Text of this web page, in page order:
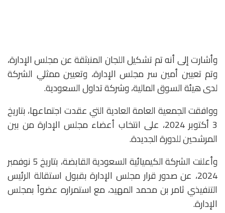
وأشارت إلى أنه تم تشكيل اللجان المنبثقة عن مجلس الإدارة،
وتم تعيين أمين سر مجلس الإدارة، وتعيين ممثلي الشركة
لدى هيئة السوق المالية، وشركة تداول السعودية.
ووافقت الجمعية العامة العادية التي عقدت اجتماعها، بتاريخ
3 أكتوبر 2024، على انتخاب أعضاء مجلس الإدارة من بين
المرشحين للدورة الجديدة.
وأعلنت الشركة الكيميائية السعودية القابضة، بتاريخ 5 نوفمبر
2024، عن صدور قرار مجلس الإدارة بقبول استقالة الرئيس
التنفيذي ثامر بن محمد المهيد، مع استمراره عضواً بمجلس
الإدارة.